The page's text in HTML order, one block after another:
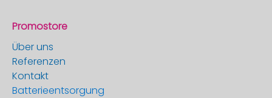
Promostore
Über uns
Referenzen
Kontakt
Batterieentsorgung